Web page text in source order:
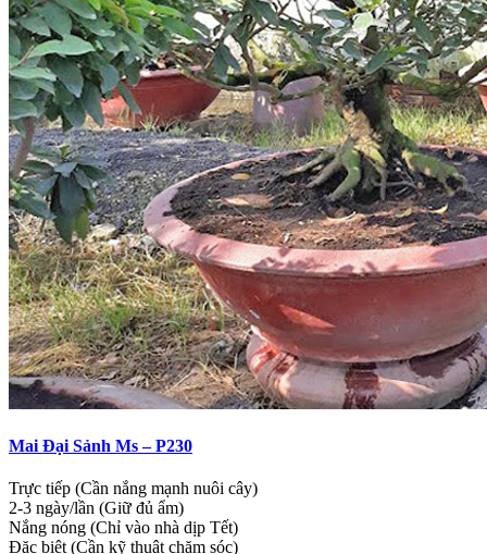
Mai Đại Sảnh Ms – P230
Trực tiếp (Cần nắng mạnh nuôi cây)
2-3 ngày/lần (Giữ đủ ẩm)
Nắng nóng (Chỉ vào nhà dịp Tết)
Đặc biệt (Cần kỹ thuật chăm sóc)